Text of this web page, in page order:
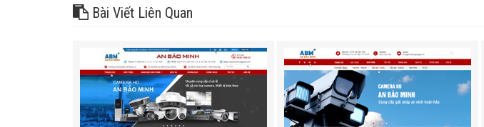
Bài Viết Liên Quan